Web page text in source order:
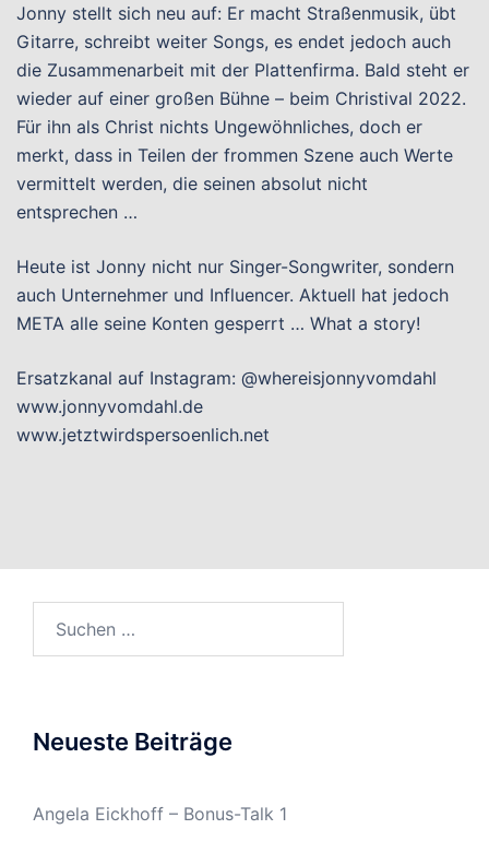
Jonny stellt sich neu auf: Er macht Straßenmusik, übt
Gitarre, schreibt weiter Songs, es endet jedoch auch
die Zusammenarbeit mit der Plattenfirma. Bald steht er
wieder auf einer großen Bühne – beim Christival 2022.
Für ihn als Christ nichts Ungewöhnliches, doch er
merkt, dass in Teilen der frommen Szene auch Werte
vermittelt werden, die seinen absolut nicht
entsprechen …
Heute ist Jonny nicht nur Singer-Songwriter, sondern
auch Unternehmer und Influencer. Aktuell hat jedoch
META alle seine Konten gesperrt … What a story!
Ersatzkanal auf Instagram: @whereisjonnyvomdahl
www.jonnyvomdahl.de
www.jetztwirdspersoenlich.net
Neueste Beiträge
Angela Eickhoff – Bonus-Talk 1